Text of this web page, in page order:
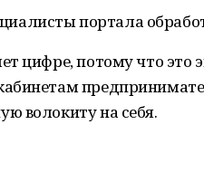
портала
цифре, потому что
волокиту на себя.